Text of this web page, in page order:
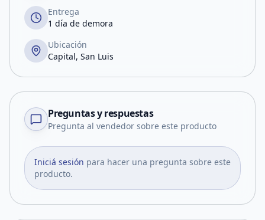
Entrega
1 día de demora
Ubicación
Capital, San Luis
Preguntas y respuestas
Pregunta al vendedor sobre este producto
Iniciá sesión para hacer una pregunta sobre este
producto.